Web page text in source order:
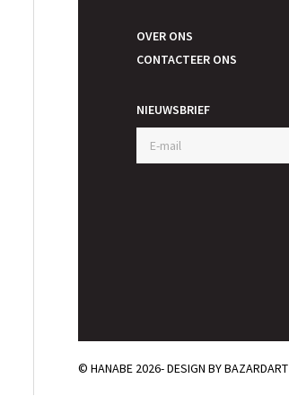
OVER ONS
CONTACTEER ONS
NIEUWSBRIEF
© HANABE 2026- DESIGN BYBAZARDART